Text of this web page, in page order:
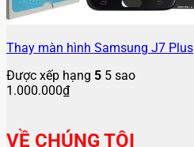
Thay màn hình Samsung J7 Plus
Được xếp hạng 5 5 sao
1.000.000₫
VỀ CHÚNG TÔI